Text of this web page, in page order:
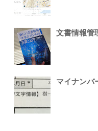
文書情報管
マイナンバ